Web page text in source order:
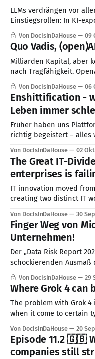
LLMs verdrängen vor
Einstiegsrollen: In KI-
die Beschäftigung,
oder zulegen; Erfahrung
als formale Bildung.
sich anpassen.
Von DocIsInDaHouse 09
Quo Vadis,
Milliarden Kapital, aber
nach Tragfähigkeit.
Business-Tools und
zu erreichen – ein
Von DocIsInDaHouse 06
Enshittification -
Leben immer
Früher haben uns
richtig begeistert – alles
oder sogar gefährlich
Von DocIsInDaHouse 02
The Great IT-
enterprises is
IT innovation moved
creating two distinct IT
divide is crucial for
businesses struggle with
Von DocIsInDaHouse 30
Finger Weg von
Unternehmen!
Der „Data Risk Report
schockierenden Ausmaß
ungesicherte, sensible
Von DocIsInDaHouse 29
Where Grok 4 can
The problem with Grok
when it come to certain types of
As I'm using t3.chat to
Von DocIsInDaHouse 20
Episode 11.2 🇬🇧
companies still